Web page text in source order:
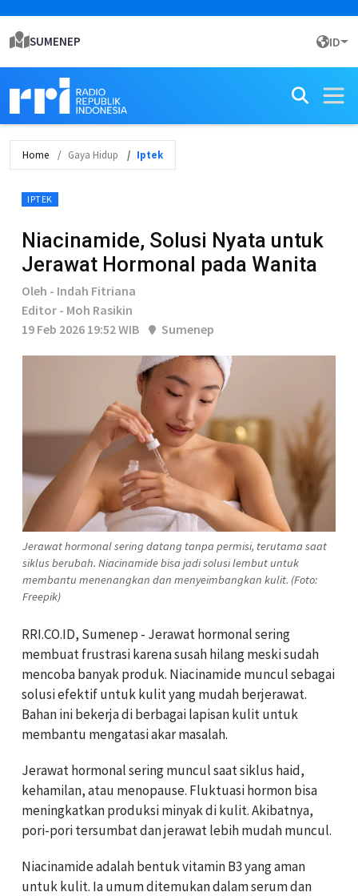
SUMENEP ID
Home Gaya Hidup Iptek
IPTEK
Niacinamide, Solusi Nyata untuk
Jerawat Hormonal pada Wanita
Oleh - Indah Fitriana
Editor - Moh Rasikin
19 Feb 2026 19:52 WIB
Sumenep
Jerawat hormonal sering datang tanpa permisi, terutama saat
siklus berubah. Niacinamide bisa jadi solusi lembut untuk
membantu menenangkan dan menyeimbangkan kulit. (Foto:
Freepik)
RRI.CO.ID, Sumenep - Jerawat hormonal sering
membuat frustrasi karena susah hilang meski sudah
mencoba banyak produk. Niacinamide muncul sebagai
solusi efektif untuk kulit yang mudah berjerawat.
Bahan ini bekerja di berbagai lapisan kulit untuk
membantu mengatasi akar masalah.
Jerawat hormonal sering muncul saat siklus haid,
kehamilan, atau menopause. Fluktuasi hormon bisa
meningkatkan produksi minyak di kulit. Akibatnya,
pori-pori tersumbat dan jerawat lebih mudah muncul.
Niacinamide adalah bentuk vitamin B3 yang aman
untuk kulit. Ia umum ditemukan dalam serum dan